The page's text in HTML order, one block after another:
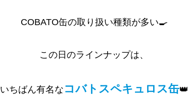
COBATO缶の取り扱い種類が多い🍳
この日のラインナップは、
いちばん有名な コバトスペキュロス缶👑